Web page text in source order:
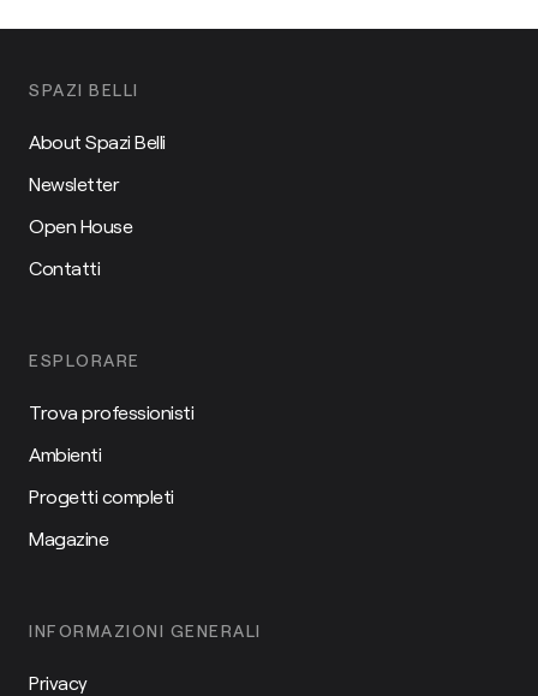
SPAZI BELLI
About Spazi Belli
Newsletter
Open House
Contatti
ESPLORARE
Trova professionisti
Ambienti
Progetti completi
Magazine
INFORMAZIONI GENERALI
Privacy